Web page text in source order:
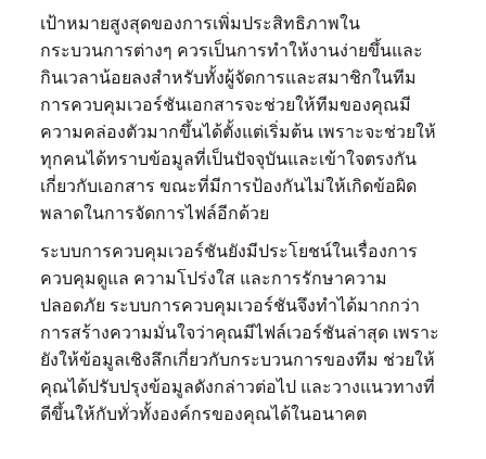
เป้าหมายสูงสุดของการเพิ่มประสิทธิภาพใน
กระบวนการต่างๆ ควรเป็นการทำให้งานง่ายขึ้นและ
กินเวลาน้อยลงสำหรับทั้งผู้จัดการและสมาชิกในทีม
การควบคุมเวอร์ชันเอกสารจะช่วยให้ทีมของคุณมี
ความคล่องตัวมากขึ้นได้ตั้งแต่เริ่มต้น เพราะจะช่วยให้
ทุกคนได้ทราบข้อมูลที่เป็นปัจจุบันและเข้าใจตรงกัน
เกี่ยวกับเอกสาร ขณะที่มีการป้องกันไม่ให้เกิดข้อผิด
พลาดในการจัดการไฟล์อีกด้วย
ระบบการควบคุมเวอร์ชันยังมีประโยชน์ในเรื่องการ
ควบคุมดูแล ความโปร่งใส และการรักษาความ
ปลอดภัย ระบบการควบคุมเวอร์ชันจึงทำได้มากกว่า
การสร้างความมั่นใจว่าคุณมีไฟล์เวอร์ชันล่าสุด เพราะ
ยังให้ข้อมูลเชิงลึกเกี่ยวกับกระบวนการของทีม ช่วยให้
คุณได้ปรับปรุงข้อมูลดังกล่าวต่อไป และวางแนวทางที่
ดีขึ้นให้กับทั่วทั้งองค์กรของคุณได้ในอนาคต